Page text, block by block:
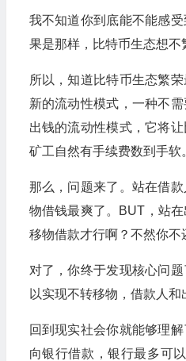
我不知道你到底能不能感
果是那样，比特币生态想不
所以，知道比特币生态繁
新的流动性模式，一种不
出钱的流动性模式，它将
矿工自然有手续费数到手软
那么，问题来了。站在借
物借钱最爽了。BUT，站
移物借款才行啊？不然你不
对了，你终于发现核心问
以实现不转移物，借款人和
回到现实社会你就能够理
向银行借款，银行最多可